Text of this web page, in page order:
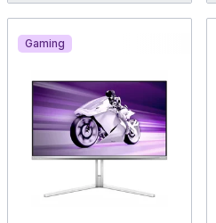
Gaming